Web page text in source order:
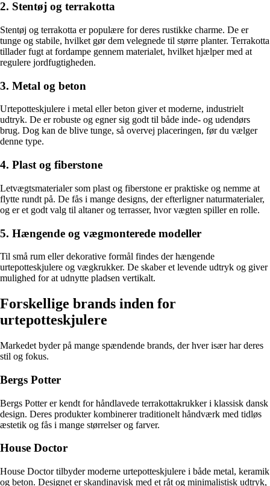
2. Stentøj og terrakotta
Stentøj og terrakotta er populære for deres rustikke charme. De er
tunge og stabile, hvilket gør dem velegnede til større planter. Terrakotta
tillader fugt at fordampe gennem materialet, hvilket hjælper med at
regulere jordfugtigheden.
3. Metal og beton
Urtepotteskjulere i metal eller beton giver et moderne, industrielt
udtryk. De er robuste og egner sig godt til både inde- og udendørs
brug. Dog kan de blive tunge, så overvej placeringen, før du vælger
denne type.
4. Plast og fiberstone
Letvægtsmaterialer som plast og fiberstone er praktiske og nemme at
flytte rundt på. De fås i mange designs, der efterligner naturmaterialer,
og er et godt valg til altaner og terrasser, hvor vægten spiller en rolle.
5. Hængende og vægmonterede modeller
Til små rum eller dekorative formål findes der hængende
urtepotteskjulere og vægkrukker. De skaber et levende udtryk og giver
mulighed for at udnytte pladsen vertikalt.
Forskellige brands inden for
urtepotteskjulere
Markedet byder på mange spændende brands, der hver især har deres
stil og fokus.
Bergs Potter
Bergs Potter er kendt for håndlavede terrakottakrukker i klassisk dansk
design. Deres produkter kombinerer traditionelt håndværk med tidløs
æstetik og fås i mange størrelser og farver.
House Doctor
House Doctor tilbyder moderne urtepotteskjulere i både metal, keramik
og beton. Designet er skandinavisk med et råt og minimalistisk udtryk,